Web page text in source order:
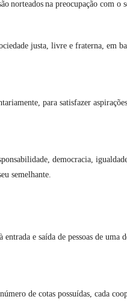
ão norteados na preocupação com o
justa, livre e fraterna, em
para satisfazer
democracia,
semelhante.
e saída de pessoas de
de cotas possuídas, cada